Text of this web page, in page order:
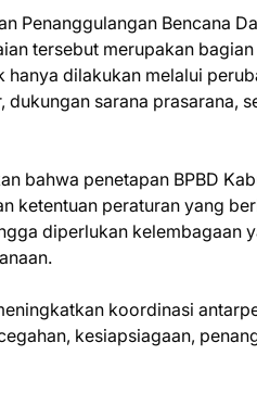
Penanggulangan Bencana
tersebut merupakan
dilakukan melalui
sarana prasarana,
bahwa penetapan BPBD
ketentuan peraturan yang
diperlukan kelembagaan
koordinasi
kesiapsiagaan,